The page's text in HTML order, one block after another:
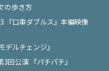
の歩き方
『口車ダブルス』本編映像
デルチェンジ』
3回公演 『パチパチ』